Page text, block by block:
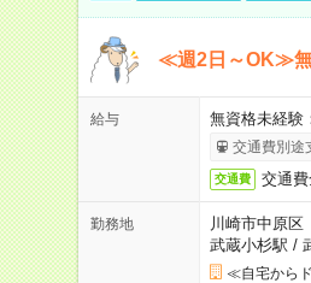
≪週2日～OK≫無
給与 無資格未経
交通費別途
交通費 交通
勤務地
川崎市中原区
武蔵小杉駅 /
≪自宅から